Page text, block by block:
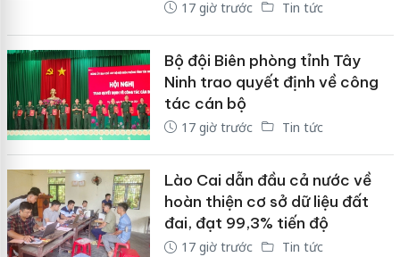
17 giờ trước Tin tức
Bộ đội Biên phòng tỉnh Tây
Ninh trao quyết định về công
tác cán bộ
17 giờ trước Tin tức
Lào Cai dẫn đầu cả nước về
hoàn thiện cơ sở dữ liệu đất
đai, đạt 99,3% tiến độ
17 giờ trước Tin tức